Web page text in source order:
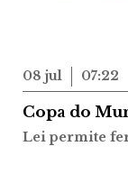
08 jul 07:22
Copa do
Lei permite